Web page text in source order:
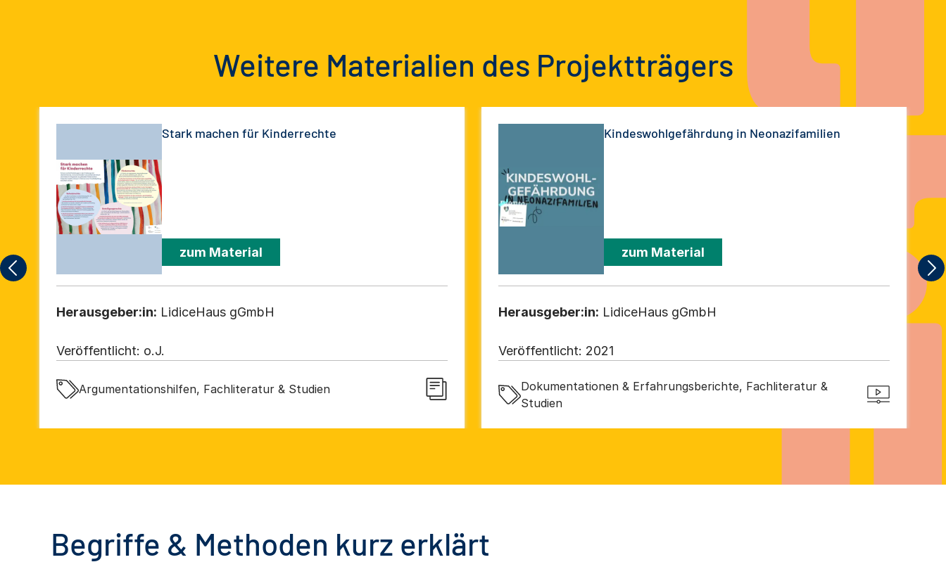
Weitere Materialien des Projektträgers
Stark machen für Kinderrechte
zum Material
Herausgeber:in: LidiceHaus gGmbH
Veröffentlicht: o.J.
Argumentationshilfen, Fachliteratur & Studien
Kindeswohlgefährdung in Neonazifamilien
zum Material
Herausgeber:in: LidiceHaus gGmbH
Veröffentlicht: 2021
Dokumentationen & Erfahrungsberichte, Fachliteratur &
Studien
Begriffe & Methoden kurz erklärt